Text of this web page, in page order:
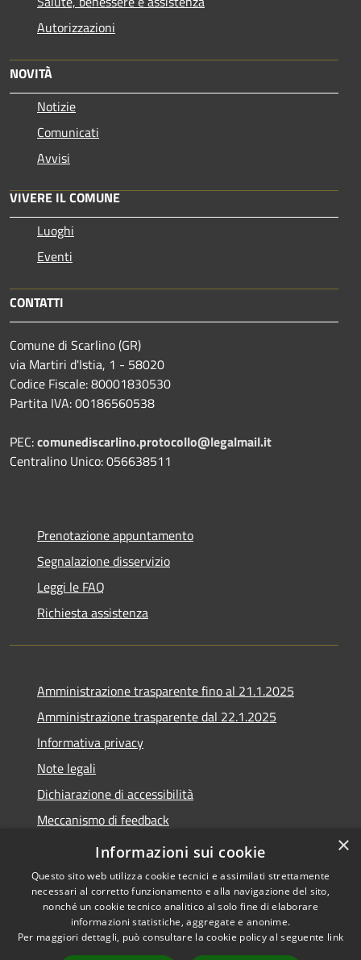
Autorizzazioni
NOVITÀ
Notizie
Comunicati
Avvisi
VIVERE IL COMUNE
Luoghi
Eventi
CONTATTI
Comune di Scarlino (GR)
via Martiri d'Istia, 1 - 58020
Codice Fiscale: 80001830530
Partita IVA: 00186560538
PEC:comunediscarlino.protocollo@legalmail.it
Centralino Unico: 056638511
Prenotazione appuntamento
Segnalazione disservizio
Leggi le FAQ
Richiesta assistenza
Amministrazione trasparente fino al 21.1.2025
Amministrazione trasparente dal 22.1.2025
Informativa privacy
Note legali
Dichiarazione di accessibilità
Meccanismo di feedback
Whistleblowing
Accessibilità
Copyright © 2020 •
Comune di Scarlino •
×
Informazioni sui cookie
Questo sito web utilizza cookie tecnici e assimilati strettamente
necessari al corretto funzionamento e alla navigazione del sito,
nonché un cookie tecnico analitico al solo fine di elaborare
informazioni statistiche, aggregate e anonime.
Per maggiori dettagli, può consultare la cookie policy al seguente link